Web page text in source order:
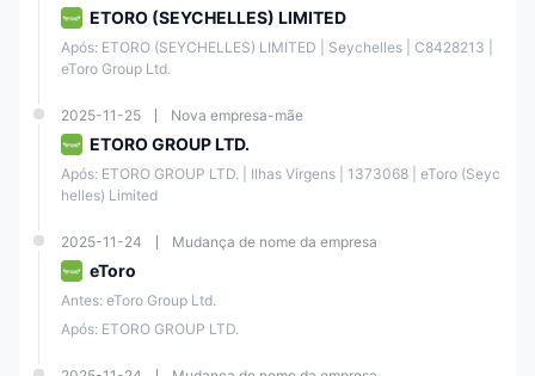
Perguntas Frequentes
eToro é um corretor regulamentado?
regulamentado pela Comissão de Valores Mobiliários e Câmbio de
Chipre (CySEC) na Europa, pela Autoridade de Conduta Financeira
(FCA) no Reino Unido e pela Comissão Australiana de Valores
Mobiliários e Investimentos (ASIC) na Austrália.
Quais instrumentos de negociação estão disponíveis na eToro?
eToro oferece mais de 7.000 instrumentos de negociação, incluindo
6.202 ações, 703 ETFs, 42 commodities, 55 moedas, 18 índices e 106
criptomoedas.
eToro oferece uma conta demo?
Sim, eToro oferece uma conta demo que permite que você pratique a
ETORO (SEYCHELLES) LIMITED
Após: ETORO (SEYCHELLES) LIMITED | Seychelles | C8428213 |
eToro Group Ltd.
2025-11-25 Nova empresa-mãe
ETORO GROUP LTD.
Após: ETORO GROUP LTD. | Ilhas Virgens | 1373068 | eToro (Seyc
helles) Limited
2025-11-24 Mudança de nome da empresa
eToro
Antes: eToro Group Ltd.
Após: ETORO GROUP LTD.